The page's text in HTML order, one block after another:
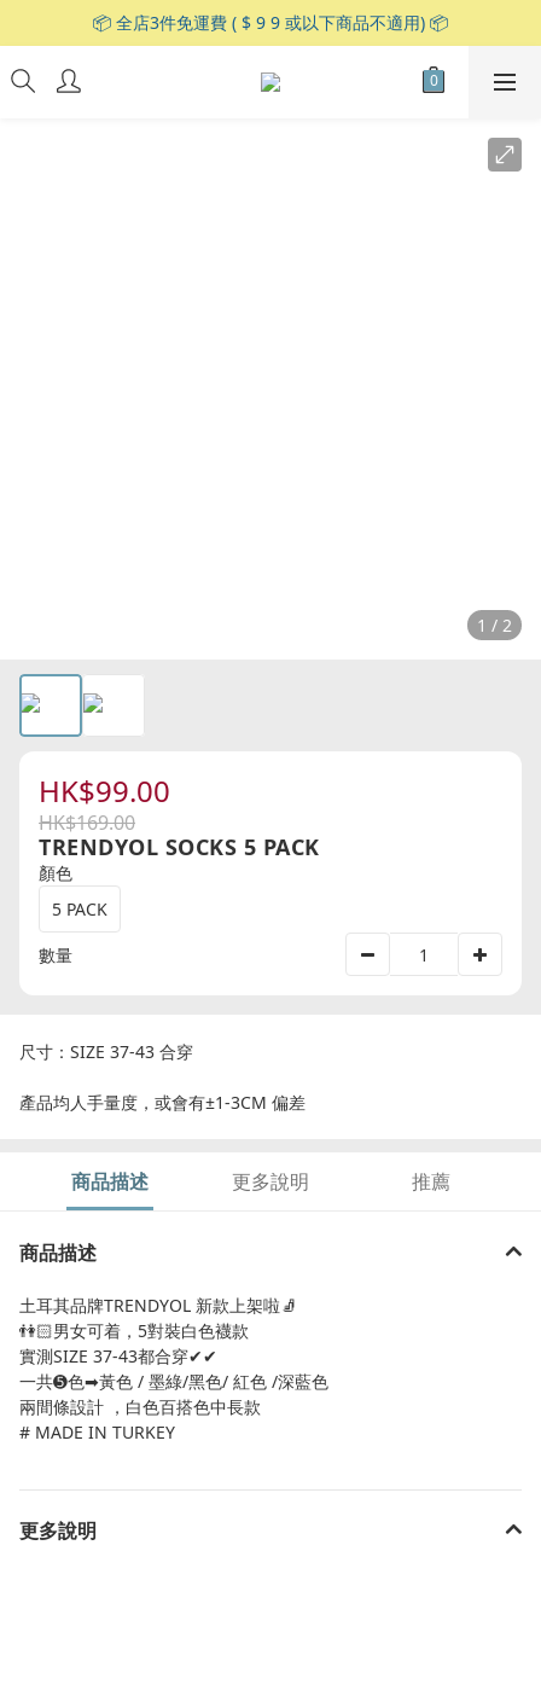
📦 全店3件免運費 ( $ 9 9 或以下商品不適用) 📦
1 / 2
HK$99.00
HK$169.00
TRENDYOL SOCKS 5 PACK
顏色
5 PACK
數量
尺寸：SIZE 37-43 合穿
產品均人手量度，或會有±1-3CM 偏差
商品描述 更多說明 推薦
商品描述
土耳其品牌TRENDYOL 新款上架啦🧦
👫🏻男女可着，5對裝白色襪款
實測SIZE 37-43都合穿✔︎✔︎
一共➎色➡︎黃色 / 墨綠/黑色/ 紅色 /深藍色
兩間條設計 ，白色百搭色中長款
# MADE IN TURKEY
更多說明